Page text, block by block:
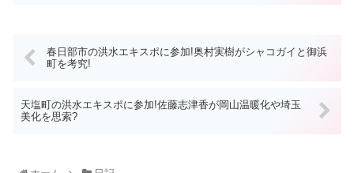
春日部市の洪水エキスポに参加!奥村実樹がシャコガイと御浜
町を考究!
天塩町の洪水エキスポに参加!佐藤志津香が岡山温暖化や埼玉
美化を思索?